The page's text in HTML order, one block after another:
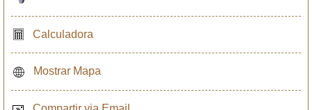
Calculadora
Mostrar Mapa